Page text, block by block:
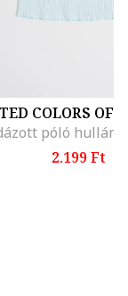
2.199 Ft